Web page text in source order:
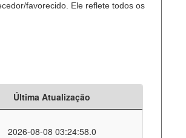
favorecido. Ele reflete todos os
Última Atualização
2026-08-08 03:24:58.0